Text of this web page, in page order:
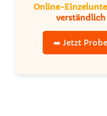
Online-
➡️ Jetzt